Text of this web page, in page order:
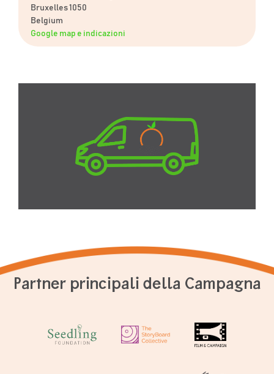
Bruxelles 1050
Belgium
Google map e indicazioni
Partner principali della Campagna